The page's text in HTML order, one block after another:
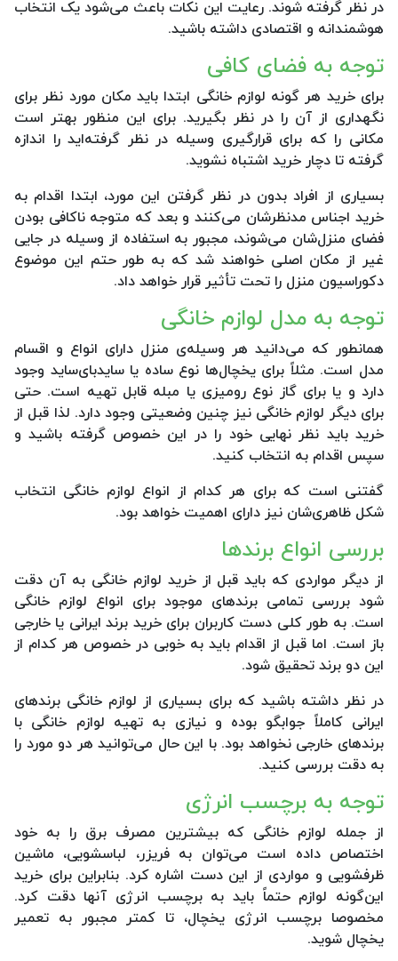
در نظر گرفته شوند. رعایت این نکات باعث می‌شود یک انتخاب
هوشمندانه و اقتصادی داشته باشید.
توجه به فضای کافی
برای خرید هر گونه لوازم خانگی ابتدا باید مکان مورد نظر برای
نگهداری از آن را در نظر بگیرید. برای این منظور بهتر است
مکانی را که برای قرارگیری وسیله در نظر گرفته‌اید را اندازه
گرفته تا دچار خرید اشتباه نشوید.
بسیاری از افراد بدون در نظر گرفتن این مورد، ابتدا اقدام به
خرید اجناس مدنظرشان می‌کنند و بعد که متوجه ناکافی بودن
فضای منزل‌شان می‌شوند، مجبور به استفاده از وسیله در جایی
غیر از مکان اصلی خواهند شد که به طور حتم این موضوع
دکوراسیون منزل را تحت تأثیر قرار خواهد داد.
توجه به مدل لوازم خانگی
همانطور که می‌دانید هر وسیله‌ی منزل دارای انواع و اقسام
مدل است. مثلاً برای یخچال‌ها نوع ساده یا سایدبای‌ساید وجود
دارد و یا برای گاز نوع رومیزی یا مبله قابل تهیه است. حتی
برای دیگر لوازم خانگی نیز چنین وضعیتی وجود دارد. لذا قبل از
خرید باید نظر نهایی خود را در این خصوص گرفته باشید و
سپس اقدام به انتخاب کنید.
گفتنی است که برای هر کدام از انواع لوازم خانگی انتخاب
شکل ظاهری‌شان نیز دارای اهمیت خواهد بود.
بررسی انواع برندها
از دیگر مواردی که باید قبل از خرید لوازم خانگی به آن دقت
شود بررسی تمامی برندهای موجود برای انواع لوازم خانگی
است. به طور کلی دست کاربران برای خرید برند ایرانی یا خارجی
باز است. اما قبل از اقدام باید به خوبی در خصوص هر کدام از
این دو برند تحقیق شود.
در نظر داشته باشید که برای بسیاری از لوازم خانگی برندهای
ایرانی کاملاً جوابگو بوده و نیازی به تهیه لوازم خانگی با
برندهای خارجی نخواهد بود. با این حال می‌توانید هر دو مورد را
به دقت بررسی کنید.
توجه به برچسب انرژی
از جمله لوازم خانگی که بیشترین مصرف برق را به خود
اختصاص داده‌ است می‌توان به فریزر، لباسشویی، ماشین
ظرفشویی و مواردی از این دست اشاره کرد. بنابراین برای خرید
این‌گونه لوازم حتماً باید به برچسب انرژی آنها دقت کرد.
مخصوصا برچسب انرژی یخچال، تا کمتر مجبور به تعمیر
یخچال شوید.